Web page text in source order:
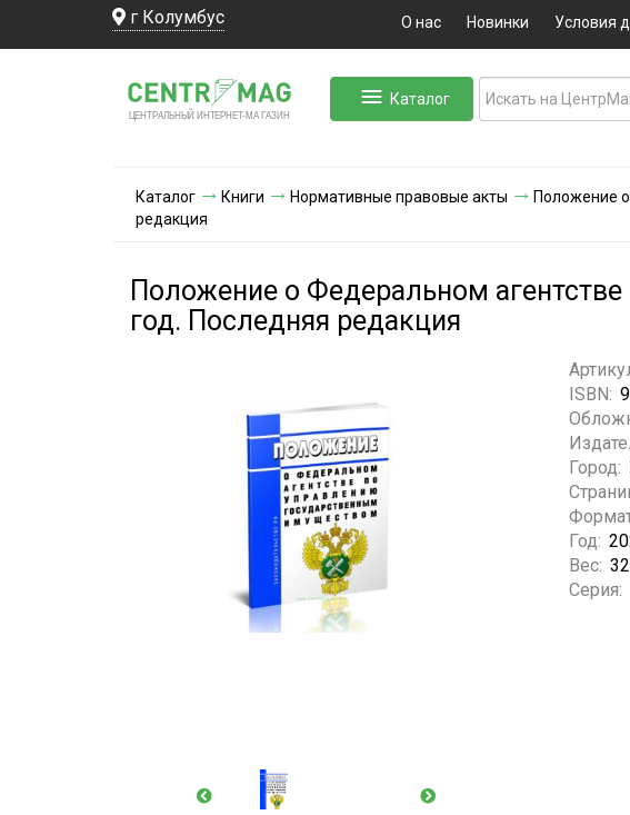
г Колумбус О нас Новинки Условия
ЦЕНТРАЛЬНЫЙ ИНТЕРНЕТ-МА ГАЗИН
Каталог
Каталог Книги Нормативные правовые акты
Положение
редакция
Положение о Федеральном
год. Последняя редакция
ISBN:
Город:
Год:
Вес:
Серия: